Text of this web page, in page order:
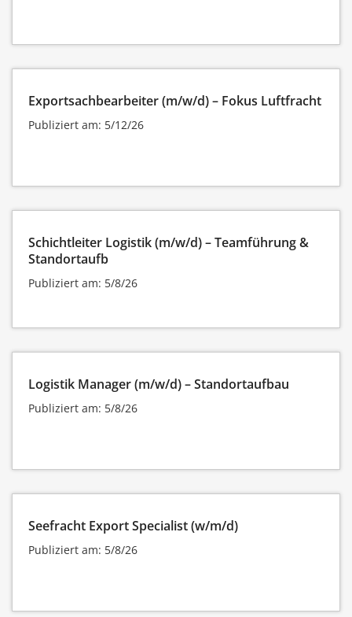
Exportsachbearbeiter (m/w/d) – Fokus Luftfracht
Publiziert am: 5/12/26
Schichtleiter Logistik (m/w/d) – Teamführung &
Standortaufb
Publiziert am: 5/8/26
Logistik Manager (m/w/d) – Standortaufbau
Publiziert am: 5/8/26
Seefracht Export Specialist (w/m/d)
Publiziert am: 5/8/26